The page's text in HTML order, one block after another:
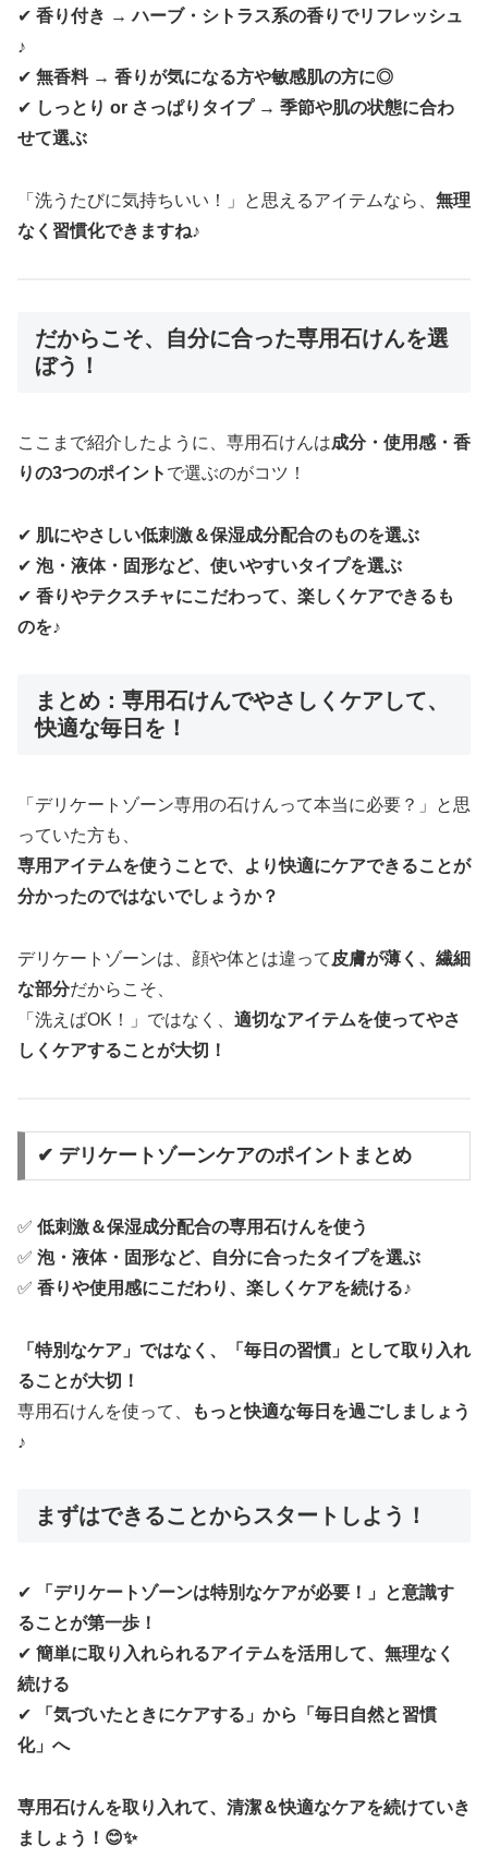
✔ 香り付き → ハーブ・シトラス系の香りでリフレッシュ
♪
✔ 無香料 → 香りが気になる方や敏感肌の方に◎
✔ しっとり or さっぱりタイプ → 季節や肌の状態に合わ
せて選ぶ
「洗うたびに気持ちいい！」と思えるアイテムなら、 無理
なく習慣化できますね♪
だからこそ、自分に合った専用石けんを選
ぼう！
ここまで紹介したように、専用石けんは成分・使用感・香
りの3つのポイント で選ぶのがコツ！
✔ 肌にやさしい低刺激＆保湿成分配合のものを選ぶ
✔ 泡・液体・固形など、使いやすいタイプを選ぶ
✔ 香りやテクスチャにこだわって、楽しくケアできるも
のを♪
まとめ：専用石けんでやさしくケアして、
快適な毎日を！
「デリケートゾーン専用の石けんって本当に必要？」と思
っていた方も、
専用アイテムを使うことで、より快適にケアできることが
分かったのではないでしょうか？
デリケートゾーンは、顔や体とは違って 皮膚が薄く、繊細
な部分だからこそ、
「洗えばOK！」ではなく、 適切なアイテムを使ってやさ
しくケアすることが大切！
✔ デリケートゾーンケアのポイントまとめ
✅ 低刺激＆保湿成分配合の専用石けんを使う
✅ 泡・液体・固形など、自分に合ったタイプを選ぶ
✅ 香りや使用感にこだわり、楽しくケアを続ける♪
「特別なケア」ではなく、「毎日の習慣」として取り入れ
ることが大切！
専用石けんを使って、
もっと快適な毎日を過ごしましょう
♪
まずはできることからスタートしよう！
✔
「デリケートゾーンは特別なケアが必要！」と意識す
ることが第一歩！
✔ 簡単に取り入れられるアイテムを活用して、無理なく
続ける
✔
「気づいたときにケアする」から「毎日自然と習慣
化」へ
専用石けんを取り入れて、清潔＆快適なケアを続けていき
ましょう！😊✨